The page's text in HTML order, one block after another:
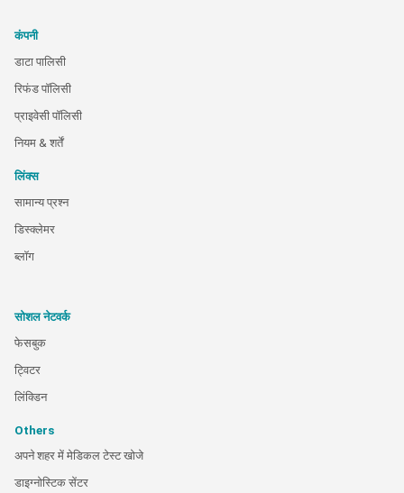
कंपनी
डाटा पालिसी
रिफंड पॉलिसी
प्राइवेसी पॉलिसी
नियम & शर्तें
लिंक्स
सामान्य प्रश्न
डिस्क्लेमर
ब्लॉग
सोशल नेटवर्क
फेसबुक
ट्विटर
लिंक्डिन
Others
अपने शहर में मेडिकल टेस्ट खोजे
डाइग्नोस्टिक सेंटर